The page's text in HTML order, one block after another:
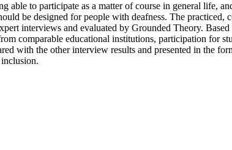
to participate as a matter of course in general life,
be designed for people with deafness. The practiced,
interviews and evaluated by Grounded Theory.
comparable educational institutions, participation for
with the other interview results and presented in the